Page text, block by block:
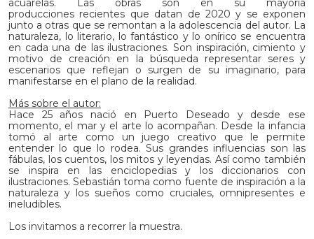
acuarelas. Las obras son en su mayoría
producciones recientes que datan de 2020 y se exponen
junto a otras que se remontan a la adolescencia del autor. La
naturaleza, lo literario, lo fantástico y lo onírico se encuentra
en cada una de las ilustraciones. Son inspiración, cimiento y
motivo de creación en la búsqueda representar seres y
escenarios que reflejan o surgen de su imaginario, para
manifestarse en el plano de la realidad.
Más sobre el autor:
Hace 25 años nació en Puerto Deseado y desde ese
momento, el mar y el arte lo acompañan. Desde la infancia
tomó al arte como un juego creativo que le permite
entender lo que lo rodea. Sus grandes influencias son las
fábulas, los cuentos, los mitos y leyendas. Así como también
se inspira en las enciclopedias y los diccionarios con
ilustraciones. Sebastián toma como fuente de inspiración a la
naturaleza y los sueños como cruciales, omnipresentes e
ineludibles.
Los invitamos a recorrer la muestra.